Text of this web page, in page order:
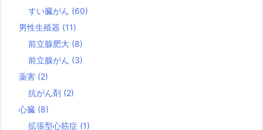
すい臓がん (60)
男性生殖器 (11)
前立腺肥大 (8)
前立腺がん (3)
薬害 (2)
抗がん剤 (2)
心臓 (8)
拡張型心筋症 (1)